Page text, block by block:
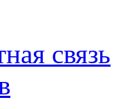
связь